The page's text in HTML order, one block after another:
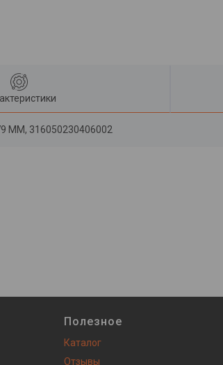
316050230406002
Полезное
Каталог
Отзывы